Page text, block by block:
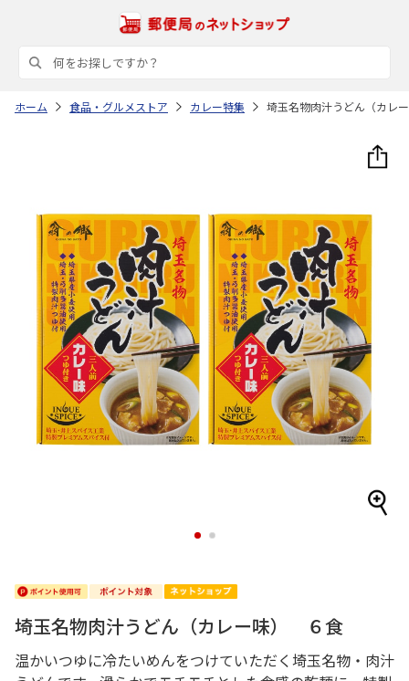
ホーム 食品・グルメストア カレー特集 埼玉名物肉汁うどん（カレ
1 2
埼玉名物肉汁うどん（カレー味） ６食
温かいつゆに冷たいめんをつけていただく埼玉名物・肉汁